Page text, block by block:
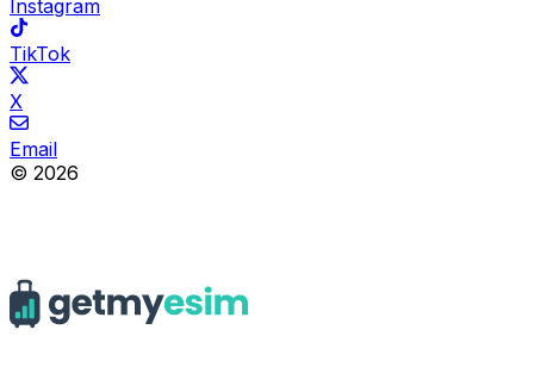
Instagram
TikTok
X
Email
© 2026